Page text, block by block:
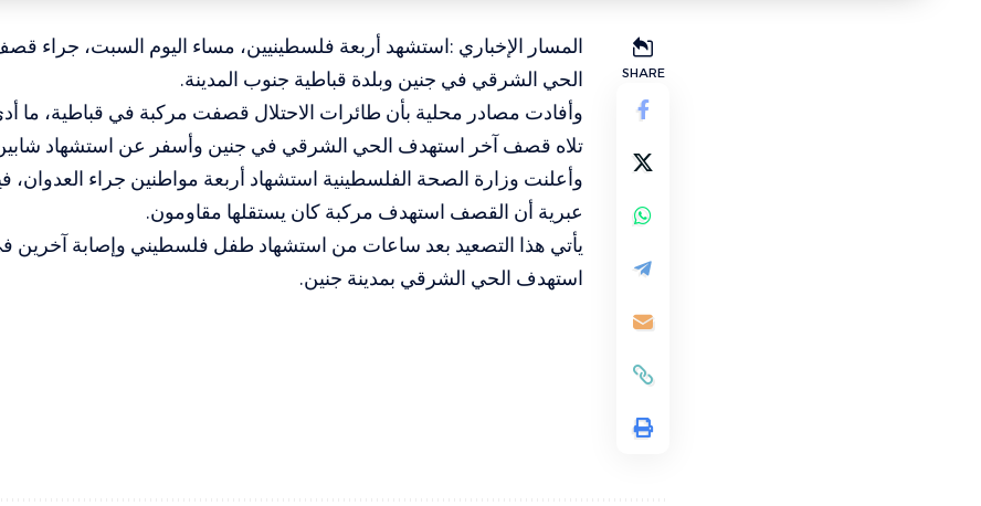
SHARE
المسار الإخباري :استشهد أربعة فلسطينيين، مساء اليوم السبت، جراء
الحي الشرقي في جنين وبلدة قباطية جنوب المدينة.
وأفادت مصادر محلية بأن طائرات الاحتلال قصفت مركبة في قباطية، ما
تلاه قصف آخر استهدف الحي الشرقي في جنين وأسفر عن استشهاد
وأعلنت وزارة الصحة الفلسطينية استشهاد أربعة مواطنين جراء
عبرية أن القصف استهدف مركبة كان يستقلها مقاومون.
يأتي هذا التصعيد بعد ساعات من استشهاد طفل فلسطيني وإصابة
استهدف الحي الشرقي بمدينة جنين.